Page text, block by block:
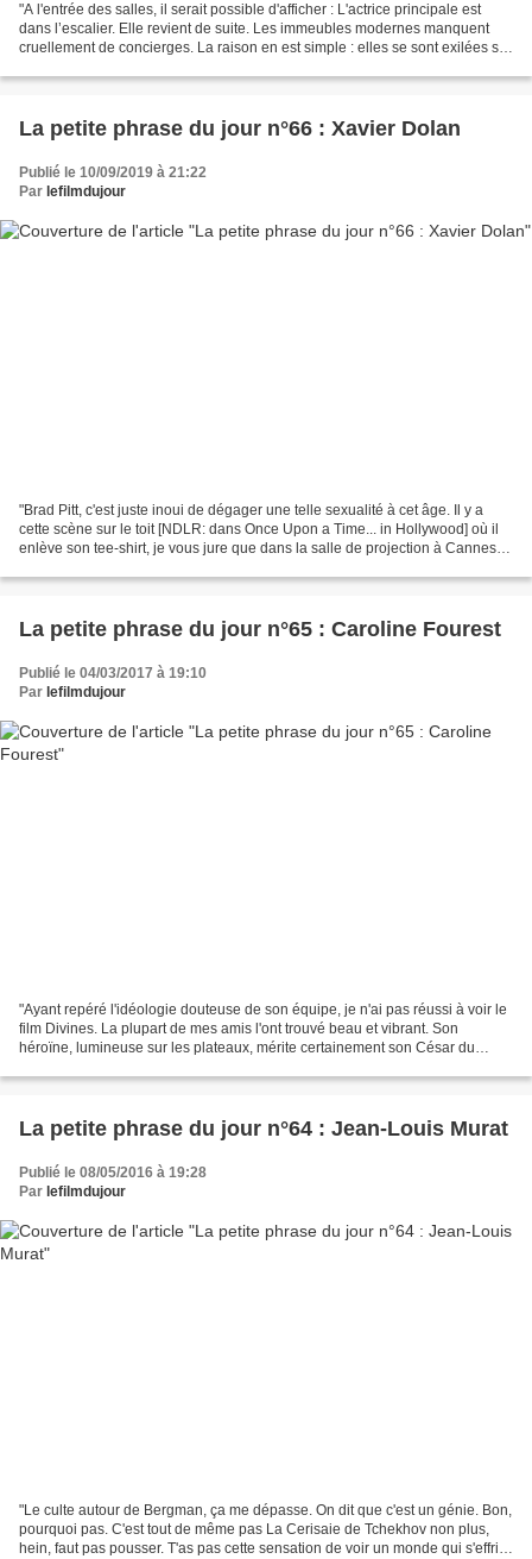
"A l'entrée des salles, il serait possible d'afficher : L'actrice principale est
dans l’escalier. Elle revient de suite. Les immeubles modernes manquent
cruellement de concierges. La raison en est simple : elles se sont exilées sur
La petite phrase du jour n°66 : Xavier Dolan
Publié le 10/09/2019 à 21:22
Par lefilmdujour
"Brad Pitt, c'est juste inoui de dégager une telle sexualité à cet âge. Il y a
cette scène sur le toit [NDLR: dans Once Upon a Time... in Hollywood] où il
enlève son tee-shirt, je vous jure que dans la salle de projection à Cannes,
La petite phrase du jour n°65 : Caroline Fourest
Publié le 04/03/2017 à 19:10
Par lefilmdujour
"Ayant repéré l'idéologie douteuse de son équipe, je n'ai pas réussi à voir le
film Divines. La plupart de mes amis l'ont trouvé beau et vibrant. Son
héroïne, lumineuse sur les plateaux, mérite certainement son César du
La petite phrase du jour n°64 : Jean-Louis Murat
Publié le 08/05/2016 à 19:28
Par lefilmdujour
"Le culte autour de Bergman, ça me dépasse. On dit que c'est un génie. Bon,
pourquoi pas. C'est tout de même pas La Cerisaie de Tchekhov non plus,
hein, faut pas pousser. T'as pas cette sensation de voir un monde qui s'effrite